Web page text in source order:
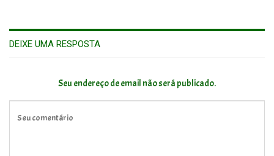
DEIXE UMA RESPOSTA
Seu endereço de email não será publicado.